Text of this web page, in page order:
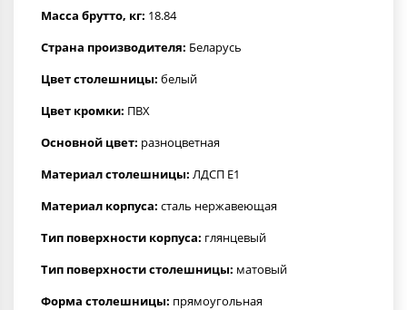
Масса брутто, кг: 18.84
Страна производителя: Беларусь
Цвет столешницы: белый
Цвет кромки: ПВХ
Основной цвет: разноцветная
Материал столешницы: ЛДСП Е1
Материал корпуса: сталь нержавеющая
Тип поверхности корпуса: глянцевый
Тип поверхности столешницы: матовый
Форма столешницы: прямоугольная